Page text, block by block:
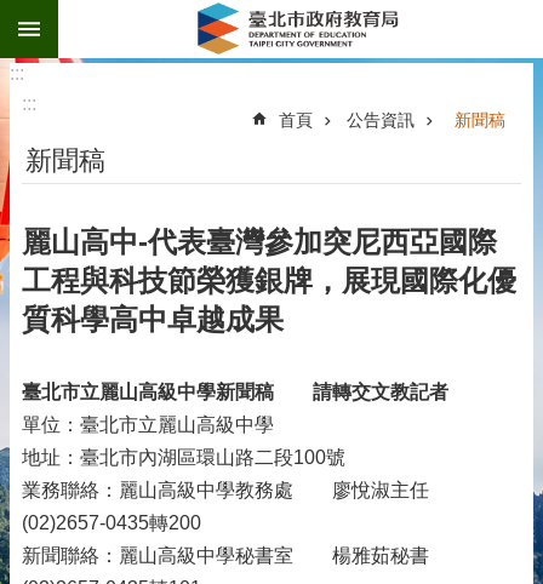
跳到主要內容區塊
:::
:::
首頁 公告資訊 新聞稿
新聞稿
麗山高中-代表臺灣參加突尼西亞國際
工程與科技節榮獲銀牌，展現國際化優
質科學高中卓越成果
臺北市立麗山高級中學新聞稿 請轉交文教記者
單位：臺北市立麗山高級中學
地址：臺北市內湖區環山路二段100號
業務聯絡：麗山高級中學教務處 廖悅淑主任
(02)2657-0435轉200
新聞聯絡：麗山高級中學秘書室 楊雅茹秘書